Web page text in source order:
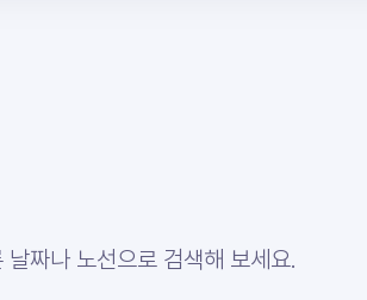
짜나 노선으로 검색해 보세요.